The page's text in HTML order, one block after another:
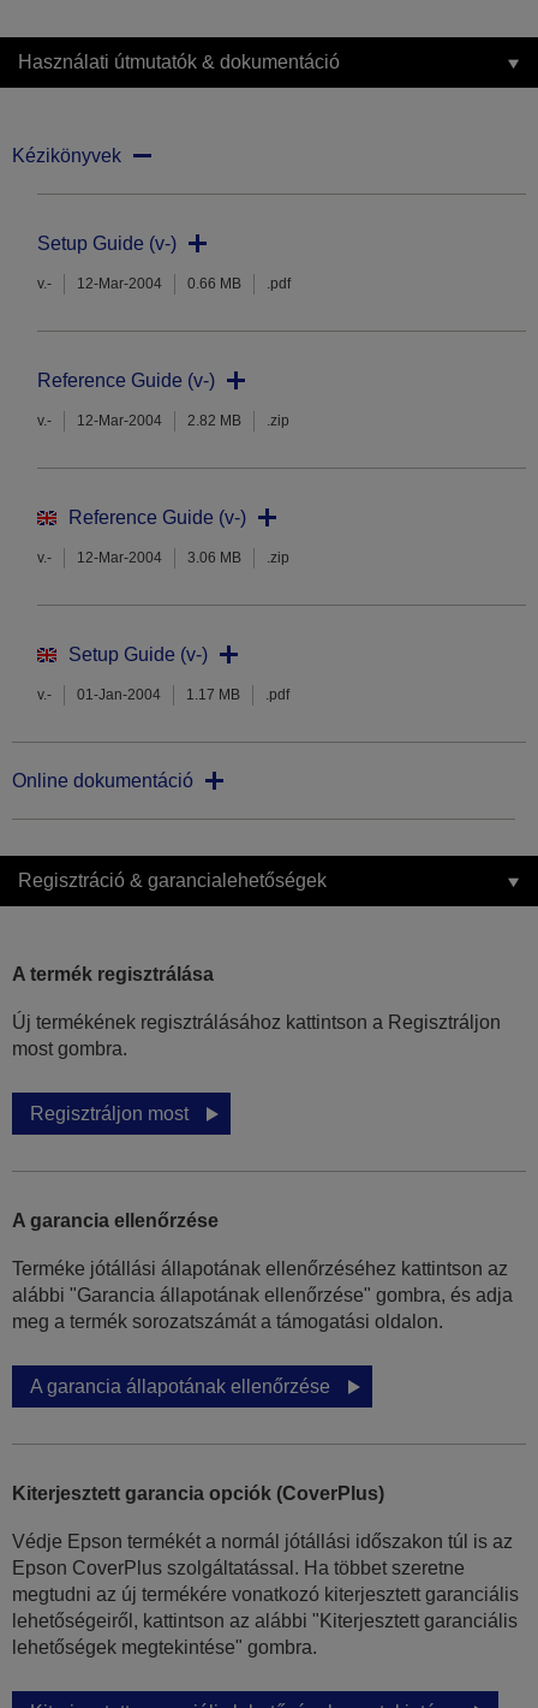
Használati útmutatók & dokumentáció
Kézikönyvek
Setup Guide (v-)
v.- 12-Mar-2004 0.66 MB .pdf
Reference Guide (v-)
v.- 12-Mar-2004 2.82 MB .zip
Reference Guide (v-)
v.- 12-Mar-2004 3.06 MB .zip
Setup Guide (v-)
v.- 01-Jan-2004 1.17 MB .pdf
Online dokumentáció
Regisztráció & garancialehetőségek
A termék regisztrálása
Új termékének regisztrálásához kattintson a Regisztráljon
most gombra.
Regisztráljon most
A garancia ellenőrzése
Terméke jótállási állapotának ellenőrzéséhez kattintson az
alábbi "Garancia állapotának ellenőrzése" gombra, és adja
meg a termék sorozatszámát a támogatási oldalon.
A garancia állapotának ellenőrzése
Kiterjesztett garancia opciók (CoverPlus)
Védje Epson termékét a normál jótállási időszakon túl is az
Epson CoverPlus szolgáltatással. Ha többet szeretne
megtudni az új termékére vonatkozó kiterjesztett garanciális
lehetőségeiről, kattintson az alábbi "Kiterjesztett garanciális
lehetőségek megtekintése" gombra.